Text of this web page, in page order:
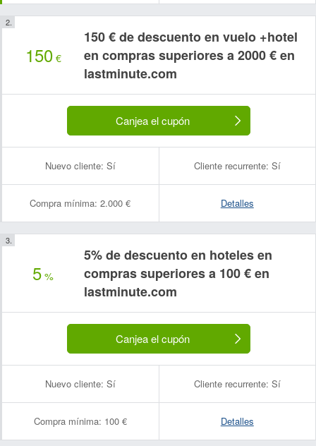
150 €
150 € de descuento en vuelo +hotel
en compras superiores a 2000 € en
lastminute.com
Canjea el cupón
Nuevo cliente: Sí Cliente recurrente: Sí
Compra mínima: 2.000 € Detalles
5%
5% de descuento en hoteles en
compras superiores a 100 € en
lastminute.com
Canjea el cupón
Nuevo cliente: Sí Cliente recurrente: Sí
Compra mínima: 100 € Detalles